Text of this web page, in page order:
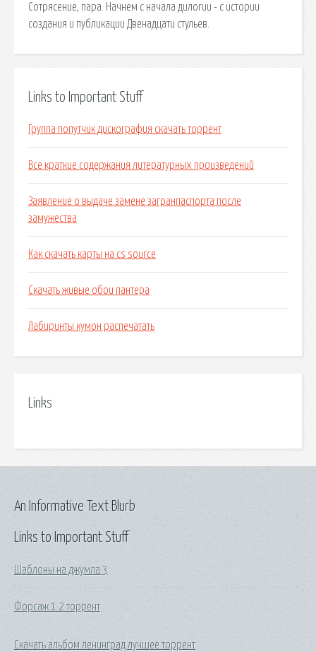
Сотрясение, пара. Начнем с начала дилогии - с истории
создания и публикации Двенадцати стульев.
Links to Important Stuff
Группа попутчик дискография скачать торрент
Все краткие содержания литературных произведений
Заявление о выдаче замене загранпаспорта после
замужества
Как скачать карты на cs source
Скачать живые обои пантера
Лабиринты кумон распечатать
Links
Links to Important Stuff
Шаблоны на джумла 3
Форсаж 1 2 торрент
Скачать альбом ленинград лучшее торрент
An Informative Text Blurb